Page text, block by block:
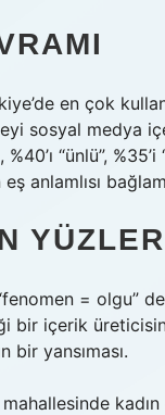
en çok
sosyal medya
“ünlü”,
anlamlısı
= olgu”
içerik
bir yansıması.